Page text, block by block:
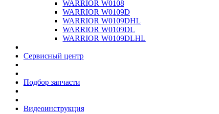
WARRIOR W0108
WARRIOR W0109D
WARRIOR W0109DHL
WARRIOR W0109DL
WARRIOR W0109DLHL
Сервисный центр
Подбор запчасти
Видеоинструкция